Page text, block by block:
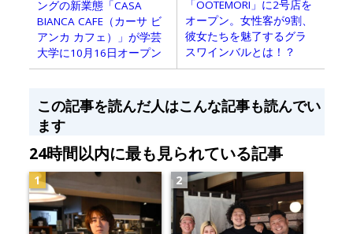
ングの新業態「CASA
BIANCA CAFE（カーサ ビ
アンカ カフェ）」が学芸
大学に10月16日オープン
「OOTEMORI」に2号店を
オープン。女性客が9割、
彼女たちを魅了するグラ
スワインバルとは！？
この記事を読んだ人はこんな記事も読んでい
ます
24時間以内に最も見られている記事